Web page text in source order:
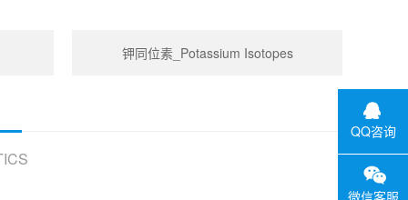
钾同位素_Potassium Isotopes
QQ咨询
微信客服